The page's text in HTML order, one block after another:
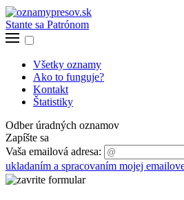
Stante sa Patrónom
Všetky oznamy
Ako to funguje?
Kontakt
Štatistiky
Odber úradných oznamov
Zapíšte sa
Vaša emailová adresa:
ukladaním a spracovaním mojej